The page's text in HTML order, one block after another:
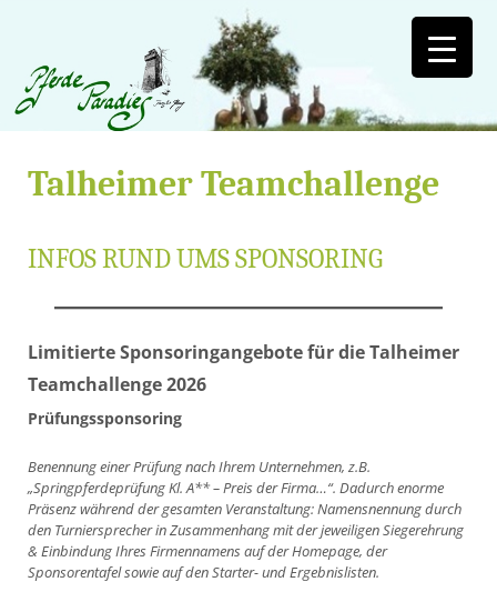
Talheimer Teamchallenge
INFOS RUND UMS SPONSORING
Limitierte Sponsoringangebote für die Talheimer
Teamchallenge 2026
Prüfungssponsoring
Benennung einer Prüfung nach Ihrem Unternehmen, z.B.
„Springpferdeprüfung Kl. A** – Preis der Firma…“. Dadurch enorme
Präsenz während der gesamten Veranstaltung: Namensnennung durch
den Turniersprecher in Zusammenhang mit der jeweiligen Siegerehrung
& Einbindung Ihres Firmennamens auf der Homepage, der
Sponsorentafel sowie auf den Starter- und Ergebnislisten.